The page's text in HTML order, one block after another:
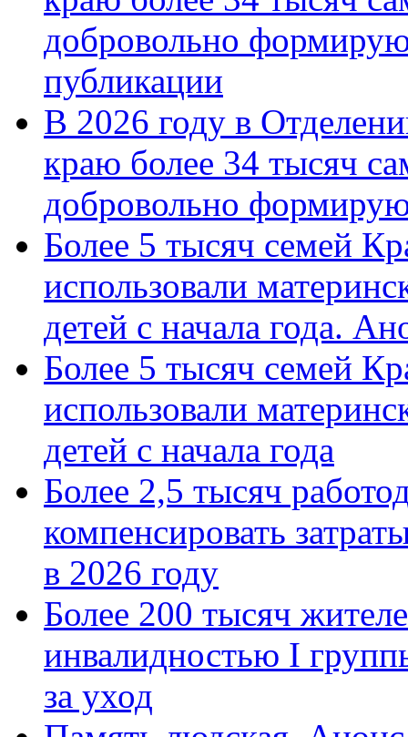
добровольно
публикации
В 2026 году в
краю более 34 тысяч
добровольно
Более 5 тысяч семей
использовали
детей с начала года.
Более 5 тысяч семей
использовали
детей с начала года
Более 2,5 тысяч
компенсировать
в 2026 году
Более 200 тысяч
инвалидностью I
за уход